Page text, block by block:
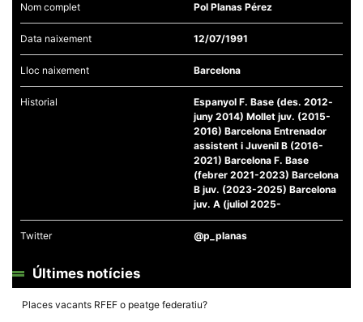
Nom complet Pol Planas Pérez
Data naixement 12/07/1991
Lloc naixement Barcelona
Historial
Espanyol F. Base (des. 2012-
juny 2014) Mollet juv. (2015-
2016) Barcelona Entrenador
assistent i Juvenil B (2016-
2021) Barcelona F. Base
(febrer 2021-2023) Barcelona
B juv. (2023-2025) Barcelona
juv. A (juliol 2025-
Twitter @p_planas
Últimes notícies
Places vacants RFEF o peatge federatiu?
Necessàries
Aquestes
opcionals,
són
necessàries
per al
funcionament
tècnic de la
web.
Estadístiques
Recopilem
anònima d'ús